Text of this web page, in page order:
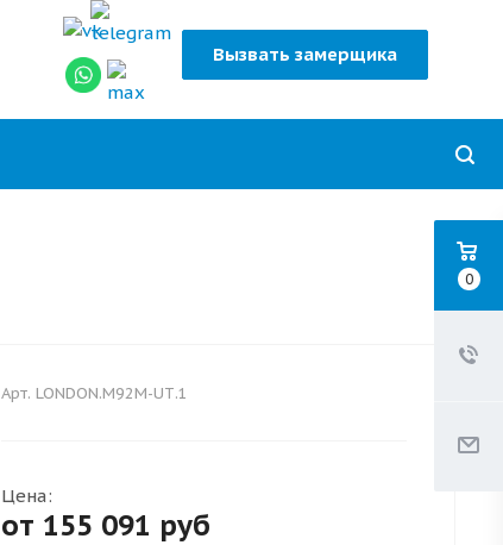
Вызвать замерщика
Арт. LONDON.M92M-UТ.1
Цена:
от 155 091 руб
0